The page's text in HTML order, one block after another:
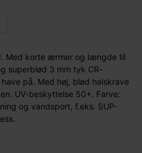
Med korte ærmer og længde til
superblød 3 mm tyk CR-
på. Med høj, blød halskrave
UV-beskyttelse 50+. Farve:
og vandsport, f.eks. SUP-